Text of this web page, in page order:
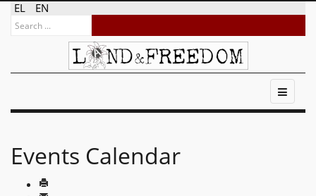
EL EN
Events Calendar